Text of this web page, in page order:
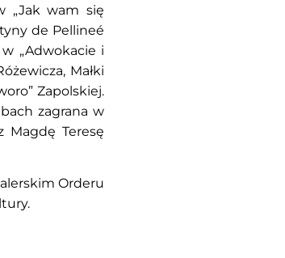
„Jak wam się
de Pellineé
„Adwokacie i
Małki
Zapolskiej.
zagrana w
Magdę Teresę
Orderu